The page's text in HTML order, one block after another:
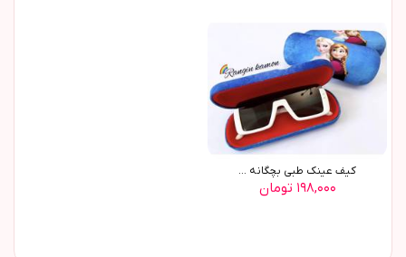
کیف عینک طبی بچگانه ...
۱۹۸,۰۰۰ تومان